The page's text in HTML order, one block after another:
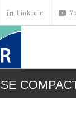
Linkedin